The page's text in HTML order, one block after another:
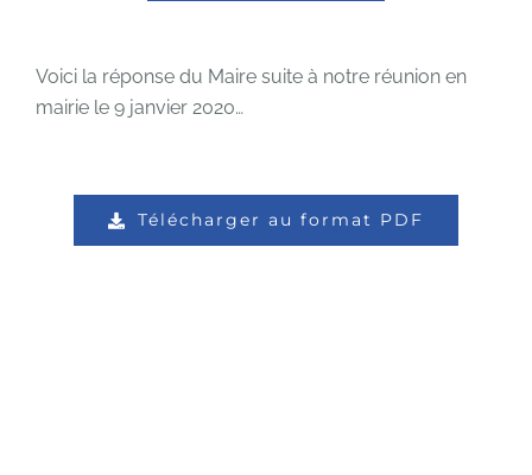
Voici la réponse du Maire suite à notre réunion en
mairie le 9 janvier 2020…
Télécharger au format PDF